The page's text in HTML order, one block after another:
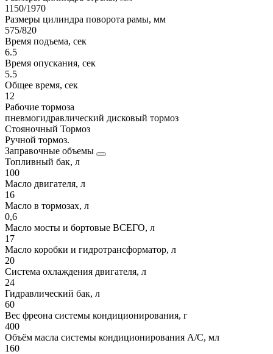
1150/1970
Размеры цилиндра поворота рамы, мм
575/820
Время подъема, сек
6.5
Время опускания, сек
5.5
Общее время, сек
12
Рабочие тормоза
пневмогидравлический дисковый тормоз
Стояночный Тормоз
Ручной тормоз.
Заправочные объемы
Топливный бак, л
100
Масло двигателя, л
16
Масло в тормозах, л
0,6
Масло мосты и бортовые ВСЕГО, л
17
Масло коробки и гидротрансформатор, л
20
Система охлаждения двигателя, л
24
Гидравлический бак, л
60
Вес фреона системы кондиционирования, г
400
Объём масла системы кондиционирования A/C, мл
160